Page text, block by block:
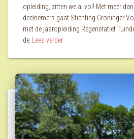
opleiding, zitten we al vol! Met meer
deelnemers gaat Stichting Groninger
met de jaaropleiding Regeneratief
de
Lees verder